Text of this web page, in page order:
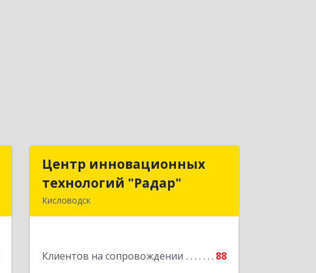
Центр инновационных
технологий "Радар"
Кисловодск
Клиентов на сопровождении
88
Центр инновационных
технологий "Радар"